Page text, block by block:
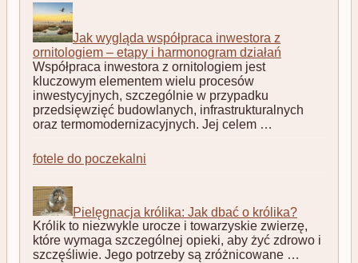
Jak wygląda współpraca inwestora z
ornitologiem – etapy i harmonogram działań
Współpraca inwestora z ornitologiem jest
kluczowym elementem wielu procesów
inwestycyjnych, szczególnie w przypadku
przedsięwzięć budowlanych, infrastrukturalnych
oraz termomodernizacyjnych. Jej celem …
fotele do poczekalni
Pielęgnacja królika: Jak dbać o królika?
Królik to niezwykle urocze i towarzyskie zwierzę,
które wymaga szczególnej opieki, aby żyć zdrowo i
szczęśliwie. Jego potrzeby są zróżnicowane …